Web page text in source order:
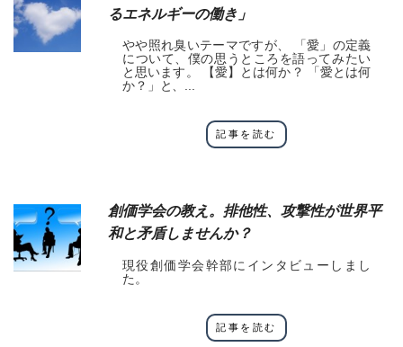
るエネルギーの働き」
やや照れ臭いテーマですが、 「愛」の定義
について、僕の思うところを語ってみたい
と思います。 【愛】とは何か？ 「愛とは何
か？」と、...
記事を読む
創価学会の教え。排他性、攻撃性が世界平
和と矛盾しませんか？
現役創価学会幹部にインタビューしまし
た。
記事を読む